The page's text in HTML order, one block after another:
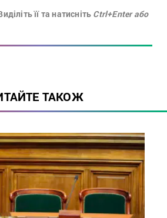
її та натисніть Ctrl+Enter або
ТАКОЖ